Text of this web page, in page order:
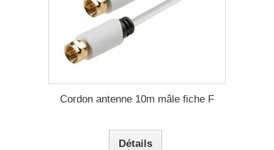
Cordon antenne 10m mâle fiche F
Détails